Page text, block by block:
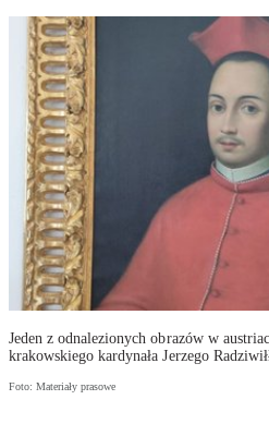
Jeden z odnalezionych obrazów w
krakowskiego kardynała Jerzego
Foto: Materiały prasowe